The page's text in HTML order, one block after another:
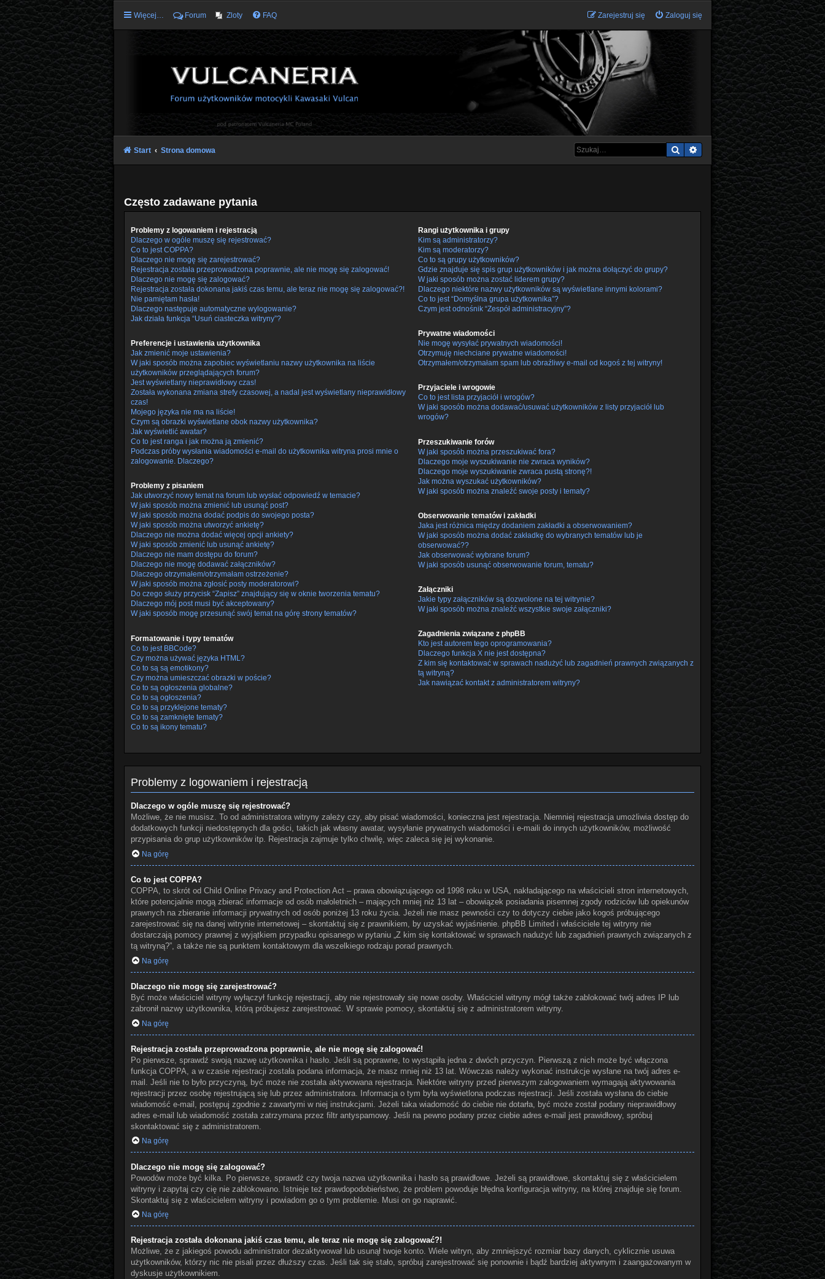
Więcej… Forum Zloty FAQ Zaloguj się
Zarejestruj się
Szukaj Wyszukiwanie zaawansowane
Start Strona domowa
Często zadawane pytania
Problemy z logowaniem i rejestracją
Dlaczego w ogóle muszę się rejestrować?
Co to jest COPPA?
Dlaczego nie mogę się zarejestrować?
Rejestracja została przeprowadzona poprawnie, ale nie mogę się zalogować!
Dlaczego nie mogę się zalogować?
Rejestracja została dokonana jakiś czas temu, ale teraz nie mogę się zalogować?!
Nie pamiętam hasła!
Dlaczego następuje automatyczne wylogowanie?
Jak działa funkcja “Usuń ciasteczka witryny”?
Preferencje i ustawienia użytkownika
Jak zmienić moje ustawienia?
W jaki sposób można zapobiec wyświetlaniu nazwy użytkownika na liście
użytkowników przeglądających forum?
Jest wyświetlany nieprawidłowy czas!
Została wykonana zmiana strefy czasowej, a nadal jest wyświetlany nieprawidłowy
czas!
Mojego języka nie ma na liście!
Czym są obrazki wyświetlane obok nazwy użytkownika?
Jak wyświetlić awatar?
Co to jest ranga i jak można ją zmienić?
Podczas próby wysłania wiadomości e-mail do użytkownika witryna prosi mnie o
zalogowanie. Dlaczego?
Problemy z pisaniem
Jak utworzyć nowy temat na forum lub wysłać odpowiedź w temacie?
W jaki sposób można zmienić lub usunąć post?
W jaki sposób można dodać podpis do swojego posta?
W jaki sposób można utworzyć ankietę?
Dlaczego nie można dodać więcej opcji ankiety?
W jaki sposób zmienić lub usunąć ankietę?
Dlaczego nie mam dostępu do forum?
Dlaczego nie mogę dodawać załączników?
Dlaczego otrzymałem/otrzymałam ostrzeżenie?
W jaki sposób można zgłosić posty moderatorowi?
Do czego służy przycisk “Zapisz” znajdujący się w oknie tworzenia tematu?
Dlaczego mój post musi być akceptowany?
W jaki sposób mogę przesunąć swój temat na górę strony tematów?
Formatowanie i typy tematów
Co to jest BBCode?
Czy można używać języka HTML?
Co to są są emotikony?
Czy można umieszczać obrazki w poście?
Co to są ogłoszenia globalne?
Co to są ogłoszenia?
Co to są przyklejone tematy?
Co to są zamknięte tematy?
Co to są ikony tematu?
Rangi użytkownika i grupy
Kim są administratorzy?
Kim są moderatorzy?
Co to są grupy użytkowników?
Gdzie znajduje się spis grup użytkowników i jak można dołączyć do grupy?
W jaki sposób można zostać liderem grupy?
Dlaczego niektóre nazwy użytkowników są wyświetlane innymi kolorami?
Co to jest “Domyślna grupa użytkownika”?
Czym jest odnośnik “Zespół administracyjny”?
Prywatne wiadomości
Nie mogę wysyłać prywatnych wiadomości!
Otrzymuję niechciane prywatne wiadomości!
Otrzymałem/otrzymałam spam lub obraźliwy e-mail od kogoś z tej witryny!
Przyjaciele i wrogowie
Co to jest lista przyjaciół i wrogów?
W jaki sposób można dodawać/usuwać użytkowników z listy przyjaciół lub
wrogów?
Przeszukiwanie forów
W jaki sposób można przeszukiwać fora?
Dlaczego moje wyszukiwanie nie zwraca wyników?
Dlaczego moje wyszukiwanie zwraca pustą stronę?!
Jak można wyszukać użytkowników?
W jaki sposób można znaleźć swoje posty i tematy?
Obserwowanie tematów i zakładki
Jaka jest różnica między dodaniem zakładki a obserwowaniem?
W jaki sposób można dodać zakładkę do wybranych tematów lub je
obserwować??
Jak obserwować wybrane forum?
W jaki sposób usunąć obserwowanie forum, tematu?
Załączniki
Jakie typy załączników są dozwolone na tej witrynie?
W jaki sposób można znaleźć wszystkie swoje załączniki?
Zagadnienia związane z phpBB
Kto jest autorem tego oprogramowania?
Dlaczego funkcja X nie jest dostępna?
Z kim się kontaktować w sprawach nadużyć lub zagadnień prawnych związanych z
tą witryną?
Jak nawiązać kontakt z administratorem witryny?
Problemy z logowaniem i rejestracją
Dlaczego w ogóle muszę się rejestrować?
Możliwe, że nie musisz. To od administratora witryny zależy czy, aby pisać wiadomości, konieczna jest rejestracja. Niemniej rejestracja umożliwia dostęp do
dodatkowych funkcji niedostępnych dla gości, takich jak własny awatar, wysyłanie prywatnych wiadomości i e-maili do innych użytkowników, możliwość
przypisania do grup użytkowników itp. Rejestracja zajmuje tylko chwilę, więc zaleca się jej wykonanie.
Na górę
Co to jest COPPA?
COPPA, to skrót od Child Online Privacy and Protection Act – prawa obowiązującego od 1998 roku w USA, nakładającego na właścicieli stron internetowych,
które potencjalnie mogą zbierać informacje od osób małoletnich – mających mniej niż 13 lat – obowiązek posiadania pisemnej zgody rodziców lub opiekunów
prawnych na zbieranie informacji prywatnych od osób poniżej 13 roku życia. Jeżeli nie masz pewności czy to dotyczy ciebie jako kogoś próbującego
zarejestrować się na danej witrynie internetowej – skontaktuj się z prawnikiem, by uzyskać wyjaśnienie. phpBB Limited i właściciele tej witryny nie
dostarczają pomocy prawnej z wyjątkiem przypadku opisanego w pytaniu „Z kim się kontaktować w sprawach nadużyć lub zagadnień prawnych związanych z
tą witryną?”, a także nie są punktem kontaktowym dla wszelkiego rodzaju porad prawnych.
Na górę
Dlaczego nie mogę się zarejestrować?
Być może właściciel witryny wyłączył funkcję rejestracji, aby nie rejestrowały się nowe osoby. Właściciel witryny mógł także zablokować twój adres IP lub
zabronił nazwy użytkownika, którą próbujesz zarejestrować. W sprawie pomocy, skontaktuj się z administratorem witryny.
Na górę
Rejestracja została przeprowadzona poprawnie, ale nie mogę się zalogować!
Po pierwsze, sprawdź swoją nazwę użytkownika i hasło. Jeśli są poprawne, to wystąpiła jedna z dwóch przyczyn. Pierwszą z nich może być włączona
funkcja COPPA, a w czasie rejestracji została podana informacja, że masz mniej niż 13 lat. Wówczas należy wykonać instrukcje wysłane na twój adres e-
mail. Jeśli nie to było przyczyną, być może nie została aktywowana rejestracja. Niektóre witryny przed pierwszym zalogowaniem wymagają aktywowania
rejestracji przez osobę rejestrującą się lub przez administratora. Informacja o tym była wyświetlona podczas rejestracji. Jeśli została wysłana do ciebie
wiadomość e-mail, postępuj zgodnie z zawartymi w niej instrukcjami. Jeżeli taka wiadomość do ciebie nie dotarła, być może został podany nieprawidłowy
adres e-mail lub wiadomość została zatrzymana przez filtr antyspamowy. Jeśli na pewno podany przez ciebie adres e-mail jest prawidłowy, spróbuj
skontaktować się z administratorem.
Na górę
Dlaczego nie mogę się zalogować?
Powodów może być kilka. Po pierwsze, sprawdź czy twoja nazwa użytkownika i hasło są prawidłowe. Jeżeli są prawidłowe, skontaktuj się z właścicielem
witryny i zapytaj czy cię nie zablokowano. Istnieje też prawdopodobieństwo, że problem powoduje błędna konfiguracja witryny, na której znajduje się forum.
Skontaktuj się z właścicielem witryny i powiadom go o tym problemie. Musi on go naprawić.
Na górę
Rejestracja została dokonana jakiś czas temu, ale teraz nie mogę się zalogować?!
Możliwe, że z jakiegoś powodu administrator dezaktywował lub usunął twoje konto. Wiele witryn, aby zmniejszyć rozmiar bazy danych, cyklicznie usuwa
użytkowników, którzy nic nie pisali przez dłuższy czas. Jeśli tak się stało, spróbuj zarejestrować się ponownie i bądź bardziej aktywnym i zaangażowanym w
dyskusje użytkownikiem.